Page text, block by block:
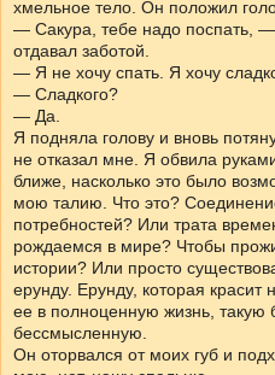
хмельное тело. Он положил
— Сакура, тебе надо поспать, —
отдавал заботой.
— Я не хочу спать. Я хочу
— Сладкого?
— Да.
Я подняла голову и вновь
не отказал мне. Я обвила
ближе, насколько это было
мою талию. Что это?
потребностей? Или трата
рождаемся в мире? Чтобы
истории? Или просто
ерунду. Ерунду, которая
ее в полноценную жизнь, такую
бессмысленную.
Он оторвался от моих губ и